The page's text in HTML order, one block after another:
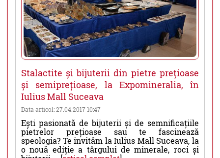
Stalactite și bijuterii din pietre prețioase
și semiprețioase, la Expomineralia, în
Iulius Mall Suceava
Data articol: 27.04.2017 10:47
Ești pasionată de bijuterii și de semnificațiile
pietrelor prețioase sau te fascinează
speologia? Te invităm la Iulius Mall Suceava, la
o nouă ediție a târgului de minerale, roci și